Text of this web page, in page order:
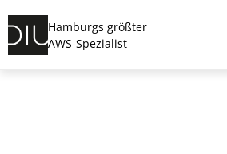
Hamburgs größter
AWS-Spezialist